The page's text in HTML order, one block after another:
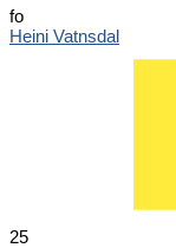
fo
Heini Vatnsdal
25